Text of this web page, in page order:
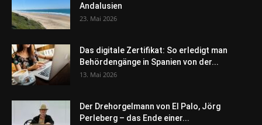
Andalusien
23. Mai 2026
Das digitale Zertifikat: So erledigt man
Behördengänge in Spanien von der...
13. Mai 2026
Der Drehorgelmann von El Palo, Jörg
Perleberg – das Ende einer...